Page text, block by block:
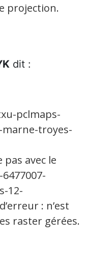
projection.
dit :
pclmaps-
marne-troyes-
pas avec le
12-
: n’est
raster gérées.